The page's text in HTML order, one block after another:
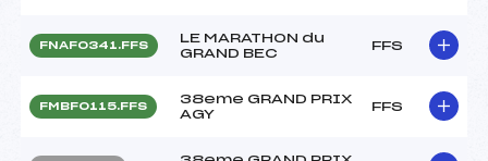
FNAF0341.FFS
LE MARATHON du
GRAND BEC
FFS
FMBF0115.FFS
38eme GRAND PRIX
AGY
FFS